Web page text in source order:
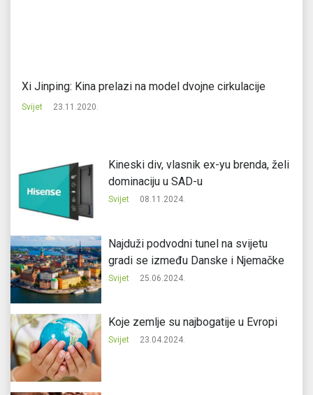
Xi Jinping: Kina prelazi na model dvojne cirkulacije
Svijet 23.11.2020.
Kineski div, vlasnik ex-yu brenda, želi
dominaciju u SAD-u
Svijet 08.11.2024.
Najduži podvodni tunel na svijetu
gradi se između Danske i Njemačke
Svijet 25.06.2024.
Koje zemlje su najbogatije u Evropi
Svijet 23.04.2024.